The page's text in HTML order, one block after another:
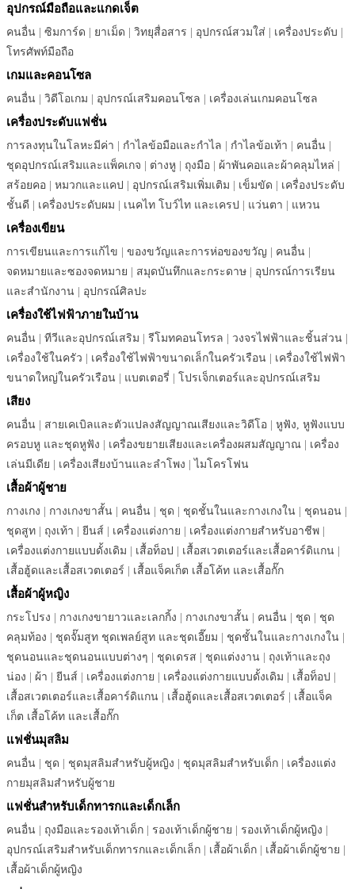
อุปกรณ์มือถือและแกดเจ็ต
คนอื่น | ซิมการ์ด | ยาเม็ด | วิทยุสื่อสาร | อุปกรณ์สวมใส่ | เครื่องประดับ |
โทรศัพท์มือถือ
เกมและคอนโซล
คนอื่น | วิดีโอเกม | อุปกรณ์เสริมคอนโซล | เครื่องเล่นเกมคอนโซล
เครื่องประดับแฟชั่น
การลงทุนในโลหะมีค่า | กำไลข้อมือและกำไล | กำไลข้อเท้า | คนอื่น |
ชุดอุปกรณ์เสริมและแพ็คเกจ | ต่างหู | ถุงมือ | ผ้าพันคอและผ้าคลุมไหล่ |
สร้อยคอ | หมวกและแคป | อุปกรณ์เสริมเพิ่มเติม | เข็มขัด | เครื่องประดับ
ชั้นดี | เครื่องประดับผม | เนคไท โบว์ไท และเครป | แว่นตา | แหวน
เครื่องเขียน
การเขียนและการแก้ไข | ของขวัญและการห่อของขวัญ | คนอื่น |
จดหมายและซองจดหมาย | สมุดบันทึกและกระดาษ | อุปกรณ์การเรียน
และสำนักงาน | อุปกรณ์ศิลปะ
เครื่องใช้ไฟฟ้าภายในบ้าน
คนอื่น | ทีวีและอุปกรณ์เสริม | รีโมทคอนโทรล | วงจรไฟฟ้าและชิ้นส่วน |
เครื่องใช้ในครัว | เครื่องใช้ไฟฟ้าขนาดเล็กในครัวเรือน | เครื่องใช้ไฟฟ้า
ขนาดใหญ่ในครัวเรือน | แบตเตอรี่ | โปรเจ็กเตอร์และอุปกรณ์เสริม
เสียง
คนอื่น | สายเคเบิลและตัวแปลงสัญญาณเสียงและวิดีโอ | หูฟัง, หูฟังแบบ
ครอบหู และชุดหูฟัง | เครื่องขยายเสียงและเครื่องผสมสัญญาณ | เครื่อง
เล่นมีเดีย | เครื่องเสียงบ้านและลำโพง |ไมโครโฟน
เสื้อผ้าผู้ชาย
กางเกง | กางเกงขาสั้น | คนอื่น | ชุด | ชุดชั้นในและกางเกงใน | ชุดนอน |
ชุดสูท | ถุงเท้า | ยีนส์ | เครื่องแต่งกาย | เครื่องแต่งกายสำหรับอาชีพ |
เครื่องแต่งกายแบบดั้งเดิม | เสื้อท็อป | เสื้อสเวตเตอร์และเสื้อคาร์ดิแกน |
เสื้อฮู้ดและเสื้อสเวตเตอร์ | เสื้อแจ็คเก็ต เสื้อโค้ท และเสื้อกั๊ก
เสื้อผ้าผู้หญิง
กระโปรง | กางเกงขายาวและเลกกิ้ง | กางเกงขาสั้น | คนอื่น | ชุด | ชุด
คลุมท้อง | ชุดจั๊มสูท ชุดเพลย์สูท และชุดเอี๊ยม | ชุดชั้นในและกางเกงใน |
ชุดนอนและชุดนอนแบบต่างๆ | ชุดเดรส | ชุดแต่งงาน | ถุงเท้าและถุง
น่อง | ผ้า | ยีนส์ | เครื่องแต่งกาย | เครื่องแต่งกายแบบดั้งเดิม | เสื้อท็อป |
เสื้อสเวตเตอร์และเสื้อคาร์ดิแกน | เสื้อฮู้ดและเสื้อสเวตเตอร์ | เสื้อแจ็ค
เก็ต เสื้อโค้ท และเสื้อกั๊ก
แฟชั่นมุสลิม
คนอื่น | ชุด | ชุดมุสลิมสำหรับผู้หญิง | ชุดมุสลิมสำหรับเด็ก | เครื่องแต่ง
กายมุสลิมสำหรับผู้ชาย
แฟชั่นสำหรับเด็กทารกและเด็กเล็ก
คนอื่น | ถุงมือและรองเท้าเด็ก | รองเท้าเด็กผู้ชาย | รองเท้าเด็กผู้หญิง |
อุปกรณ์เสริมสำหรับเด็กทารกและเด็กเล็ก | เสื้อผ้าเด็ก | เสื้อผ้าเด็กผู้ชาย |
เสื้อผ้าเด็กผู้หญิง